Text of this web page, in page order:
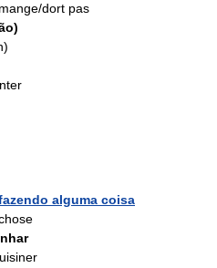
dort pas
alguma coisa